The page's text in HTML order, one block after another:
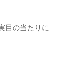
目の当たりに